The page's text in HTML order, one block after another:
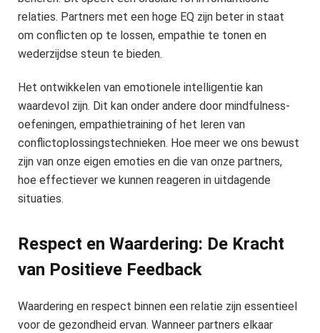
relaties. Partners met een hoge EQ zijn beter in staat
om conflicten op te lossen, empathie te tonen en
wederzijdse steun te bieden.
Het ontwikkelen van emotionele intelligentie kan
waardevol zijn. Dit kan onder andere door mindfulness-
oefeningen, empathietraining of het leren van
conflictoplossingstechnieken. Hoe meer we ons bewust
zijn van onze eigen emoties en die van onze partners,
hoe effectiever we kunnen reageren in uitdagende
situaties.
Respect en Waardering: De Kracht
van Positieve Feedback
Waardering en respect binnen een relatie zijn essentieel
voor de gezondheid ervan. Wanneer partners elkaar